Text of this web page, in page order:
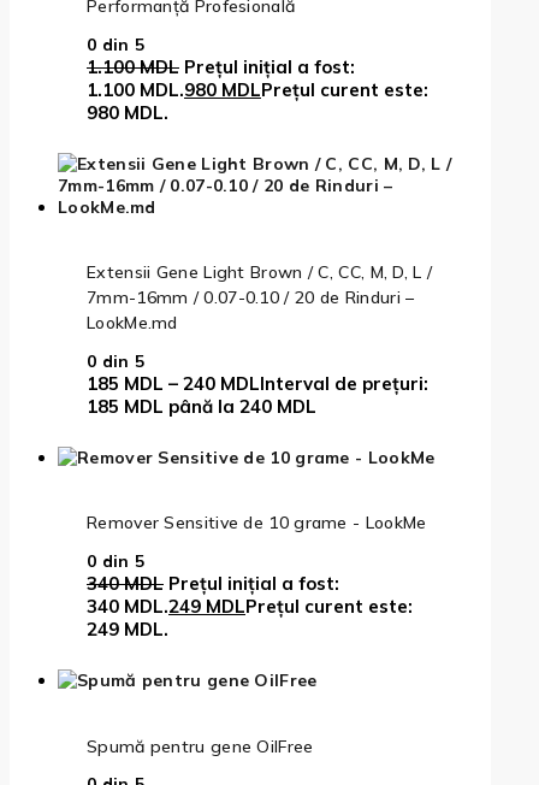
Performanță Profesională
0 din 5
1.100MDL Prețul inițial a fost:
1.100 MDL.980 MDLPrețul curent este:
980 MDL.
Extensii Gene Light Brown / C, CC, M, D, L /
7mm-16mm / 0.07-0.10 / 20 de Rinduri –
LookMe.md
0 din 5
185 MDL – 240 MDLInterval de prețuri:
185 MDL până la 240 MDL
Remover Sensitive de 10 grame - LookMe
0 din 5
340MDL Prețul inițial a fost:
340 MDL.249 MDLPrețul curent este:
249 MDL.
Spumă pentru gene OilFree